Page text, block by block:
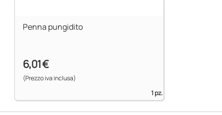
Penna pungidito
6,01 €
(Prezzo iva inclusa)
1 pz.